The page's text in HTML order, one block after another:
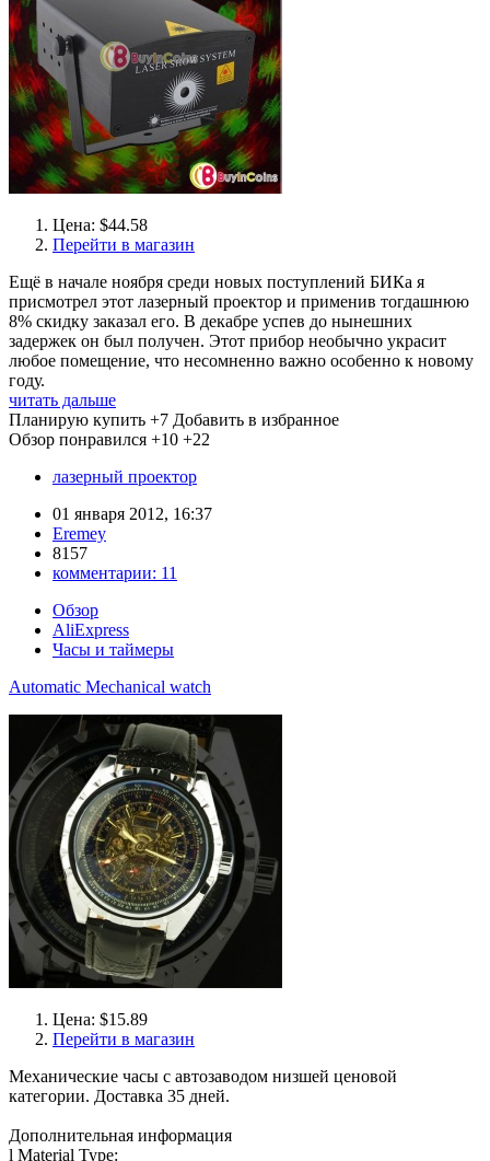
Цена: $44.58
Перейти в магазин
Ещё в начале ноября среди новых поступлений БИКа я
присмотрел этот лазерный проектор и применив тогдашнюю
8% скидку заказал его. В декабре успев до нынешних
задержек он был получен. Этот прибор необычно украсит
любое помещение, что несомненно важно особенно к новому
году.
читать дальше
Планирую купить +7 Добавить в избранное
Обзор понравился +10 +22
лазерный проектор
01 января 2012, 16:37
Eremey
8157
комментарии: 11
Обзор
AliExpress
Часы и таймеры
Automatic Mechanical watch
Цена: $15.89
Перейти в магазин
Механические часы с автозаводом низшей ценовой
категории. Доставка 35 дней.
Дополнительная информация
l Material Type: